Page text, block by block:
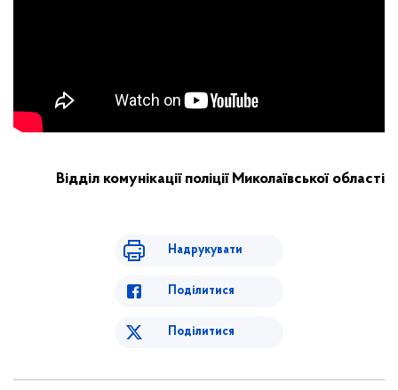
Відділ комунікації поліції Миколаївської області
Надрукувати
Поділитися
Поділитися